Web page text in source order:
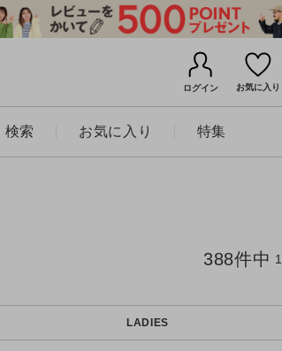
ログイン お気に入り
検索 お気に入り 特集
LADIES
388件中 1